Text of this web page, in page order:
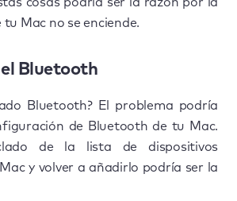
tu Mac no se enciende.
Bluetooth
Bluetooth? El problema podría
de Bluetooth de tu Mac.
de la lista de dispositivos
y volver a añadirlo podría ser la